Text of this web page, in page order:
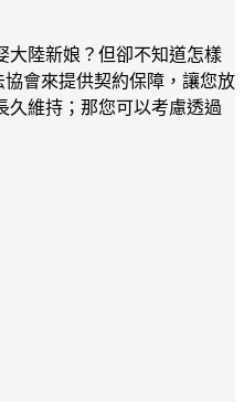
大陸新娘？但卻不知道怎樣
會來提供契約保障，讓您放
久維持；那您可以考慮透過